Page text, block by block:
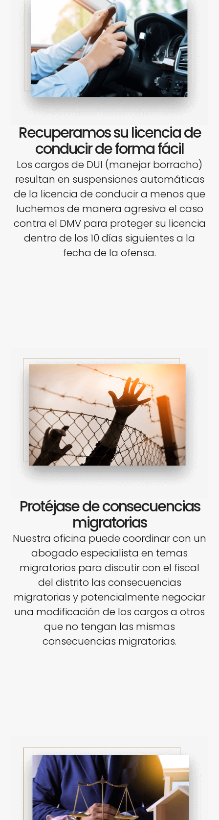
Recuperamos su licencia de
conducir de forma fácil
Los cargos de DUI (manejar borracho)
resultan en suspensiones automáticas
de la licencia de conducir a menos que
luchemos de manera agresiva el caso
contra el DMV para proteger su licencia
dentro de los 10 días siguientes a la
fecha de la ofensa.
Protéjase de consecuencias
migratorias
Nuestra oficina puede coordinar con un
abogado especialista en temas
migratorios para discutir con el fiscal
del distrito las consecuencias
migratorias y potencialmente negociar
una modificación de los cargos a otros
que no tengan las mismas
consecuencias migratorias.